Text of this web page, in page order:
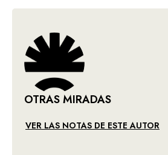
OTRAS MIRADAS
VER LAS NOTAS DE ESTE AUTOR